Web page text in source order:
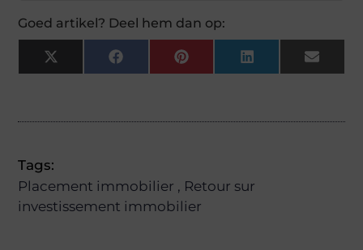
Goed artikel? Deel hem dan op:
X
(Twitter)
FacebookPinterestLinkedInEmail
Tags:
Placement immobilier , Retour sur
investissement immobilier